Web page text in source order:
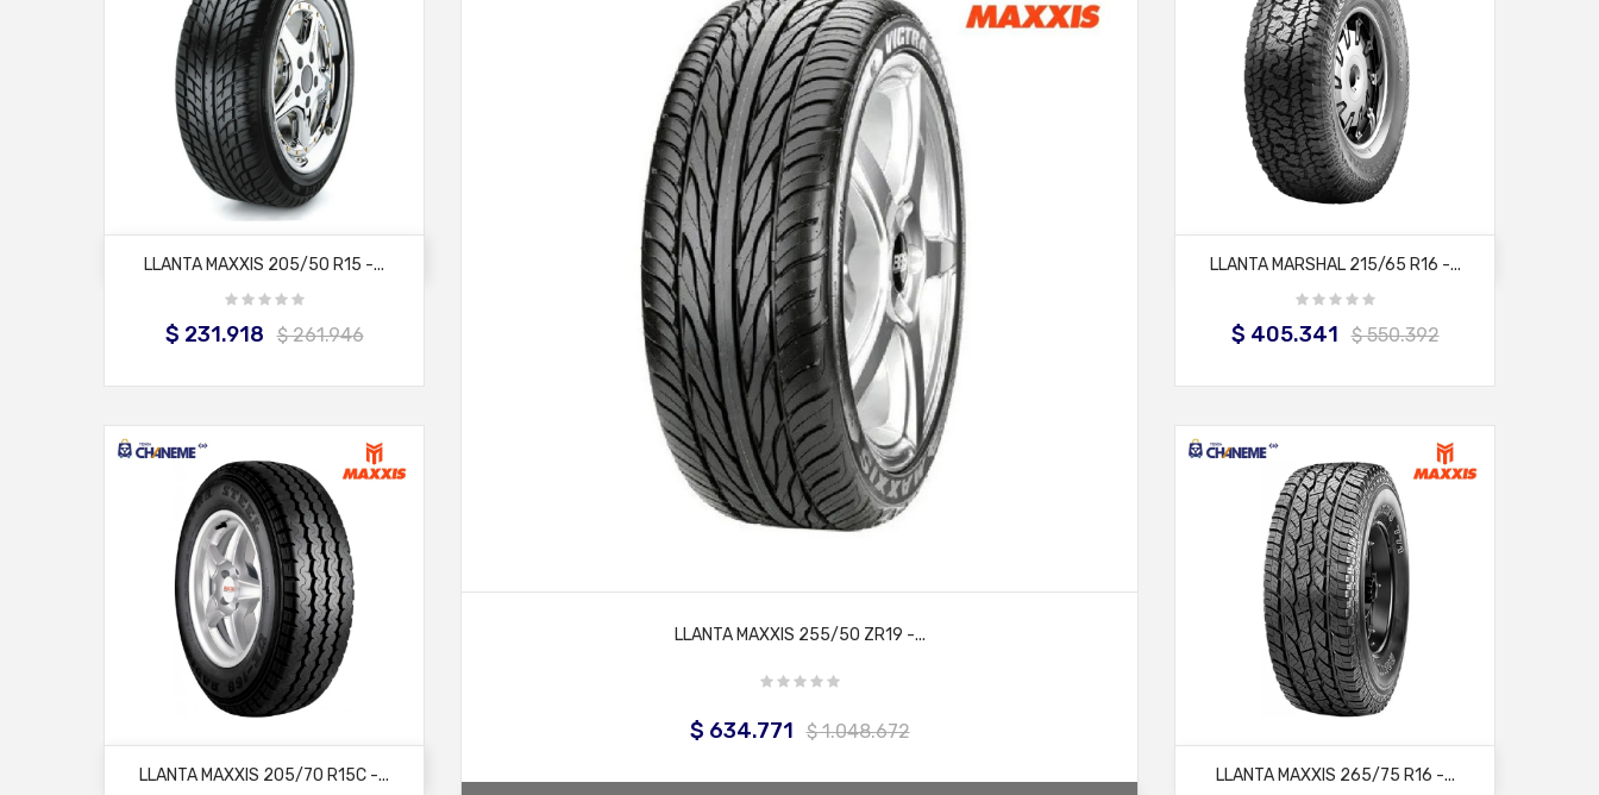
AÑADIR AL CARRITO
LLANTA MAXXIS 205/50 R15 -...
Precio
$ 231.918
Precio
$ 261.946
AÑADIR AL CARRITO
LLANTA MAXXIS 205/70 R15C -...
AÑADIR AL CARRITO
LLANTA MARSHAL 215/65 R16 -...
Precio
$ 405.341
Precio
$ 550.392
AÑADIR AL CARRITO
LLANTA MAXXIS 265/75 R16 -...
LLANTA MAXXIS 255/50 ZR19 -...
Precio
$ 634.771
Precio
$ 1.048.672